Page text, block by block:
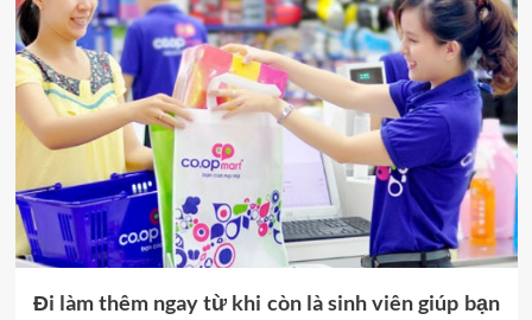
Đi làm thêm ngay từ khi còn là sinh viên giúp bạn